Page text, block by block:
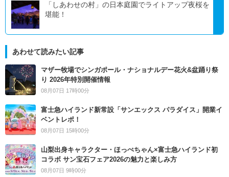
「しあわせの村」の日本庭園でライトアップ夜桜を
堪能！
あわせて読みたい記事
マザー牧場でシンガポール・ナショナルデー花火&盆踊り祭
り 2026年特別開催情報
08月07日 17時00分
富士急ハイランド新常設「サンエックス パラダイス」開業イ
ベントレポ！
08月07日 15時00分
山梨出身キャラクター・ほっぺちゃん×富士急ハイランド初
コラボ サン宝石フェア2026の魅力と楽しみ方
08月07日 9時00分